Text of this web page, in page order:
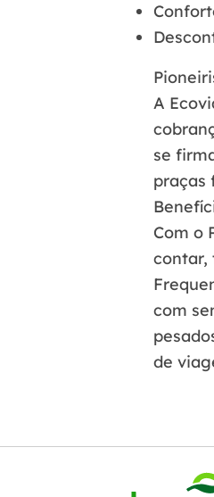
A
se
praças
Com o
contar,
com
de